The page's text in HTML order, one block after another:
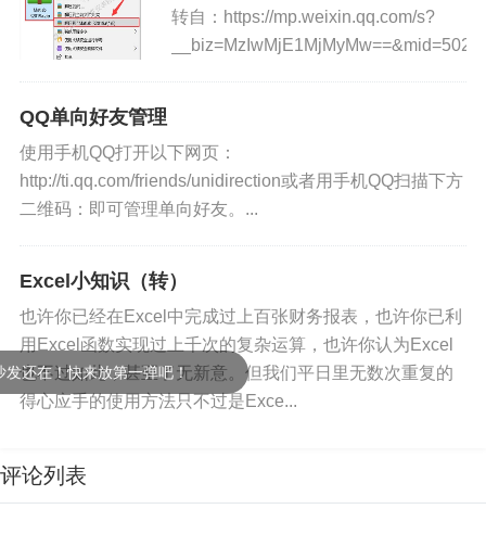
转自：https://mp.weixin.qq.com/s?
QQ单向好友管理
使用手机QQ打开以下网页：
http://ti.qq.com/friends/unidirection或者用手机QQ扫描下方
二维码：即可管理单向好友。...
Excel小知识（转）
也许你已经在Excel中完成过上百张财务报表，也许你已利
用Excel函数实现过上千次的复杂运算，也许你认为Excel
也不过如此，甚至了无新意。但我们平日里无数次重复的
得心应手的使用方法只不过是Exce...
评论列表
在！快来放第一弹吧！